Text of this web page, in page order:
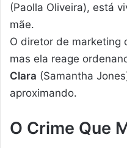
(Paolla Oliveira), está
mãe.
O diretor de marketing
mas ela reage
Clara (Samantha
aproximando.
O Crime Que